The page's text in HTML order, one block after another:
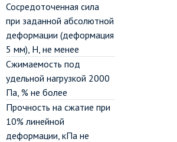
Сосредоточенная сила
при заданной абсолютной
деформации (деформация
5 мм), Н, не менее
Сжимаемость под
удельной нагрузкой 2000
Па, % не более
Прочность на сжатие при
10% линейной
деформации, кПа не